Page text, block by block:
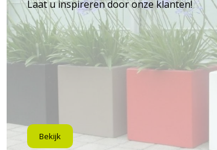
Laat u inspireren door onze klanten!
Bekijk